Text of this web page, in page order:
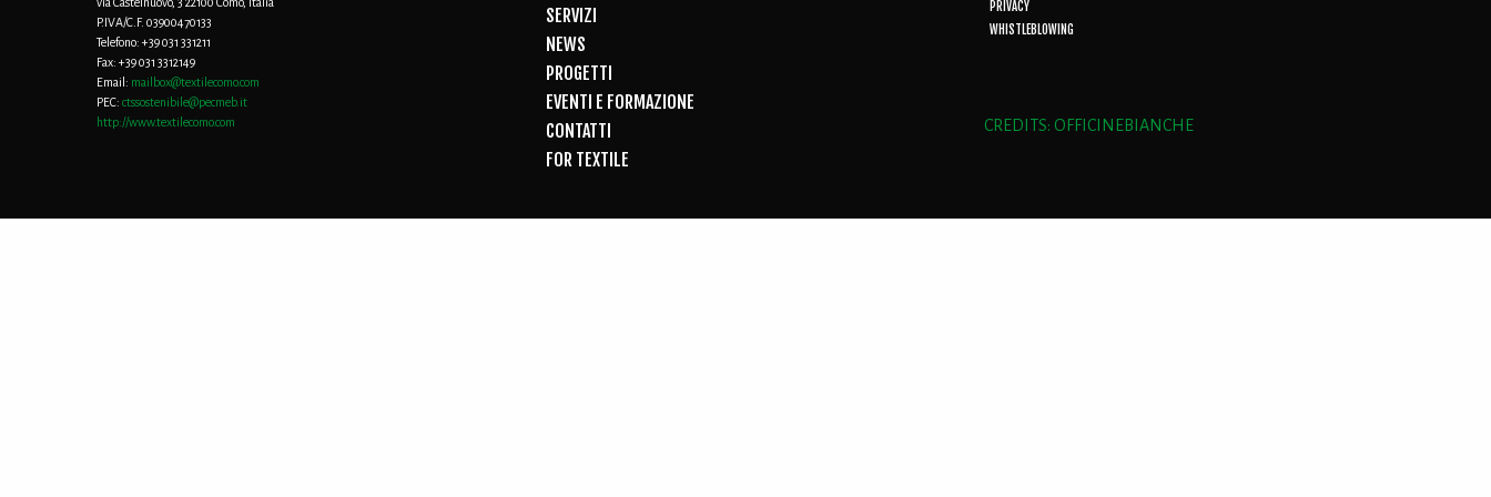
P.IVA/C.F. 03900470133
Telefono: +39 031 331211
Fax: +39 031 3312149
Email: mailbox@textilecomo.com
PEC: ctssostenibile@pecmeb.it
http://www.textilecomo.com
SERVIZI
NEWS
PROGETTI
EVENTI E FORMAZIONE
CONTATTI
FOR TEXTILE
PRIVACY
WHISTLEBLOWING
CREDITS: OFFICINEBIANCHE